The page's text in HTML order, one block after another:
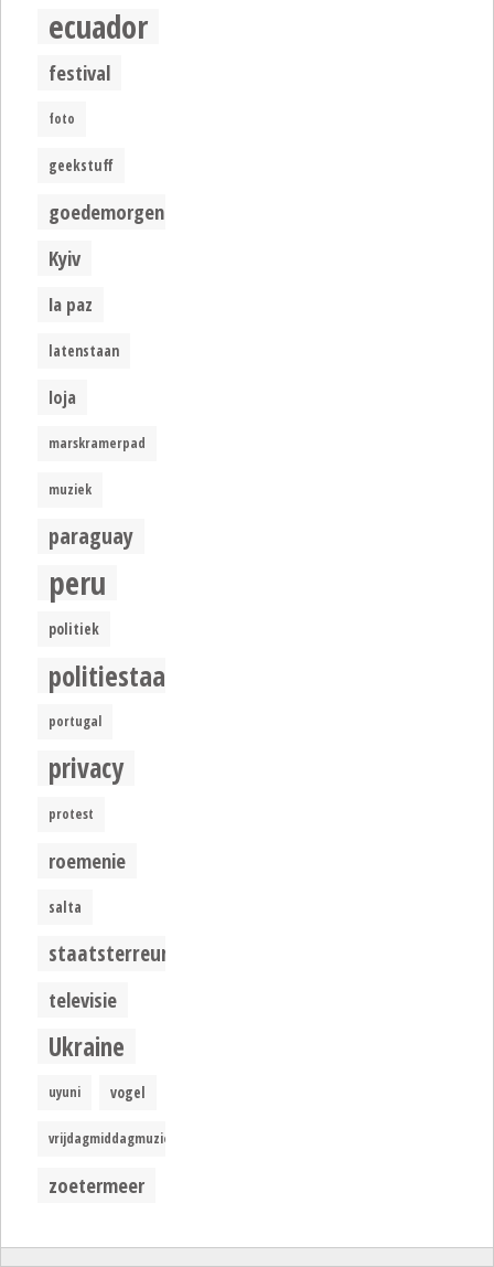
ecuador
festival
foto
geekstuff
goedemorgen
Kyiv
la paz
latenstaan
loja
marskramerpad
muziek
paraguay
peru
politiek
politiestaat
portugal
privacy
protest
roemenie
salta
staatsterreur
televisie
Ukraine
uyuni vogel
vrijdagmiddagmuziek
zoetermeer